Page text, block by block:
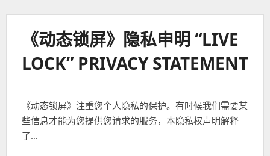
《动态锁屏》隐私申明 “LIVE
LOCK” PRIVACY STATEMENT
《动态锁屏》注重您个人隐私的保护。有时候我们需要某
些信息才能为您提供您请求的服务，本隐私权声明解释
了…